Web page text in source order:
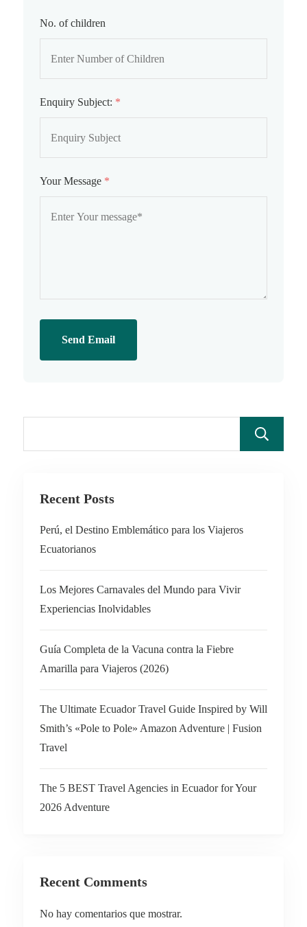
No. of children
Enquiry Subject: *
Your Message *
Send Email
Recent Posts
Perú, el Destino Emblemático para los Viajeros
Ecuatorianos
Los Mejores Carnavales del Mundo para Vivir
Experiencias Inolvidables
Guía Completa de la Vacuna contra la Fiebre
Amarilla para Viajeros (2026)
The Ultimate Ecuador Travel Guide Inspired by Will
Smith’s «Pole to Pole» Amazon Adventure | Fusion
Travel
The 5 BEST Travel Agencies in Ecuador for Your
2026 Adventure
Recent Comments
No hay comentarios que mostrar.